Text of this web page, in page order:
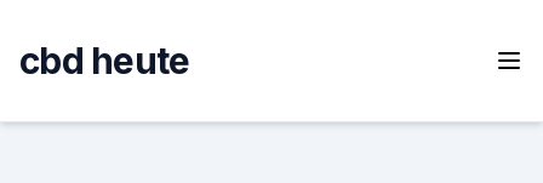
content
cbd heute